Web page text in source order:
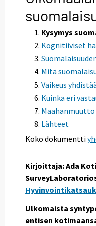
Kysymys
Kognitiiviset
Mitä
Vaikeus
Kuinka eri
Lähteet
Koko dokumentti
Kirjoittaja: Ada
Ulkomaista
entisen